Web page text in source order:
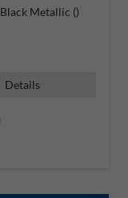
Metallic ()
Details